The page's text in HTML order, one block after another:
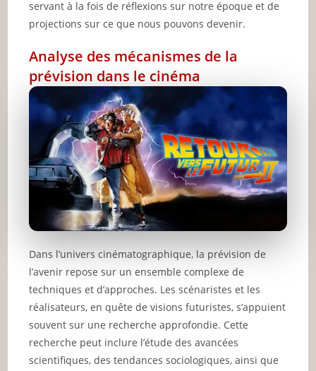
servant à la fois de réflexions sur notre époque et de
projections sur ce que nous pouvons devenir.
Analyse des mécanismes de la
prévision dans le cinéma
Dans l’univers cinématographique, la prévision de
l’avenir repose sur un ensemble complexe de
techniques et d’approches. Les scénaristes et les
réalisateurs, en quête de visions futuristes, s’appuient
souvent sur une recherche approfondie. Cette
recherche peut inclure l’étude des avancées
scientifiques, des tendances sociologiques, ainsi que